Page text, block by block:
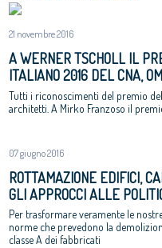
21 novembre 2016
A WERNER TSCHOLL IL
ITALIANO 2016 DEL CNA,
PULITO ED ELEGANTE
Tutti i riconoscimenti del premio
architetti. A Mirko Franzoso il
07 giugno 2016
ROTTAMAZIONE EDIFICI,
GLI APPROCCI ALLE
Per trasformare veramente le
norme che prevedono la
classe A dei fabbricati